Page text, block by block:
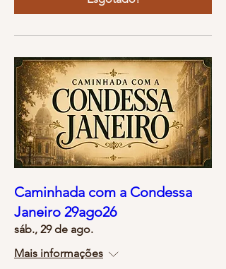
Caminhada com a Condessa
Janeiro 29ago26
sáb., 29 de ago.
Mais informações